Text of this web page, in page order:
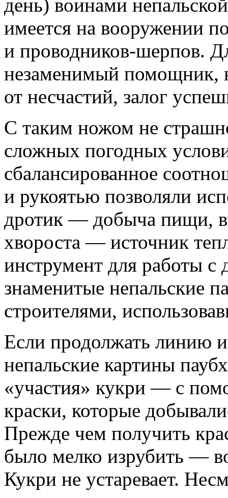
день) воинами
имеется на вооружении
и проводников-шерпов.
незаменимый помощник,
от несчастий, залог
С таким ножом не
сложных погодных
сбалансированное
и рукоятью позволяли
дротик — добыча пищи,
хвороста — источник
инструмент для работы
знаменитые непальские
строителями,
Если продолжать линию
непальские картины
«участия» кукри — с
краски, которые
Прежде чем получить
было мелко изрубить —
Кукри не устаревает.